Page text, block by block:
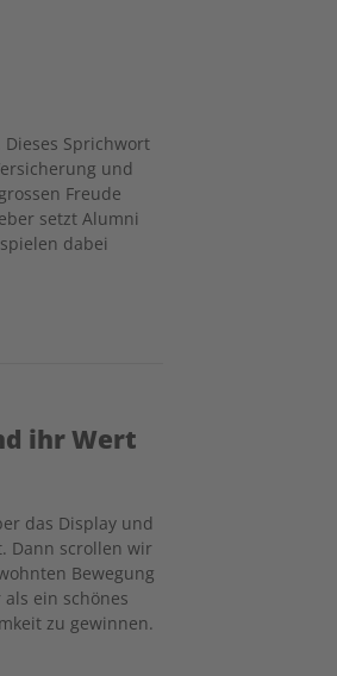
Sprichwort
und
Freude
setzt Alumni
dabei
ihr Wert
das Display und
Dann scrollen wir
Bewegung
ein schönes
zu gewinnen.